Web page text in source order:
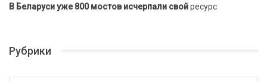
В Беларуси уже 800 мостов исчерпали свойресурс
Рубрики